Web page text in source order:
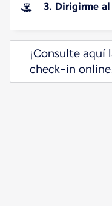
3. Dirigirme
¡Consulte aquí
check-in